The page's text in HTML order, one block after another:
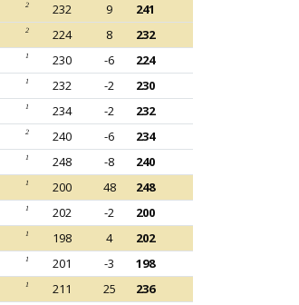
2 232 9 241
2 224 8 232
1 230 -6 224
1 232 -2 230
1 234 -2 232
2 240 -6 234
1 248 -8 240
1 200 48 248
1 202 -2 200
1 198 4 202
1 201 -3 198
1 211 25 236